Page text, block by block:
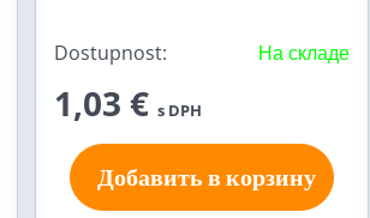
Dostupnost: На складе
1,03 € s DPH
Добавить в корзину